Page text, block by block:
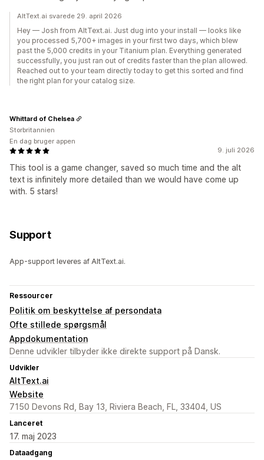
AltText.ai svarede 29. april 2026
Hey — Josh from AltText.ai. Just dug into your install — looks like
you processed 5,700+ images in your first two days, which blew
past the 5,000 credits in your Titanium plan. Everything generated
successfully, you just ran out of credits faster than the plan allowed.
Reached out to your team directly today to get this sorted and find
the right plan for your catalog size.
9. juli 2026
This tool is a game changer, saved so much time and the alt
text is infinitely more detailed than we would have come up
with. 5 stars!
Whittard of Chelsea
Storbritannien
En dag bruger appen
Support
App-support leveres af AltText.ai.
Ressourcer
Politik om beskyttelse af persondata
Ofte stillede spørgsmål
Appdokumentation
Denne udvikler tilbyder ikke direkte support på Dansk.
Udvikler
AltText.ai
Website
7150 Devons Rd, Bay 13, Riviera Beach, FL, 33404, US
Lanceret
17. maj 2023
Dataadgang